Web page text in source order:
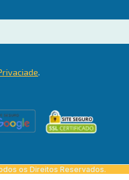
.
os Direitos Reservados.